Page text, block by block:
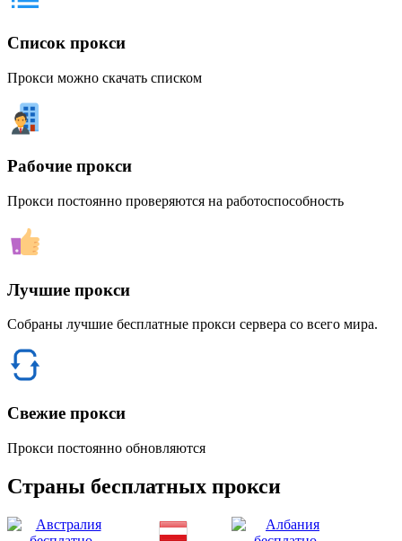
Список прокси
Прокси можно скачать списком
Рабочие прокси
Прокси постоянно проверяются на работоспособность
Лучшие прокси
Собраны лучшие бесплатные прокси сервера со всего мира.
Свежие прокси
Прокси постоянно обновляются
Страны бесплатных прокси